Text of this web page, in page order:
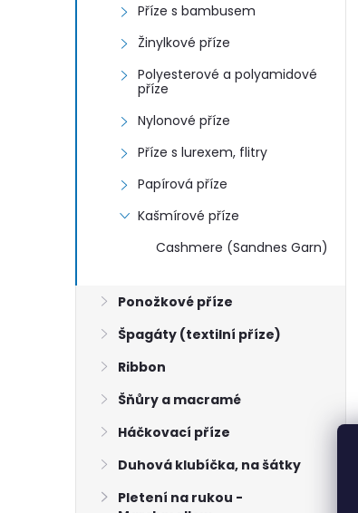
Příze s bambusem
Žinylkové příze
Polyesterové a polyamidové
příze
Nylonové příze
Příze s lurexem, flitry
Papírová příze
Kašmírové příze
Cashmere (Sandnes Garn)
Ponožkové příze
Špagáty (textilní příze)
Ribbon
Šňůry a macramé
Háčkovací příze
Duhová klubíčka, na šátky
Pletení na rukou -